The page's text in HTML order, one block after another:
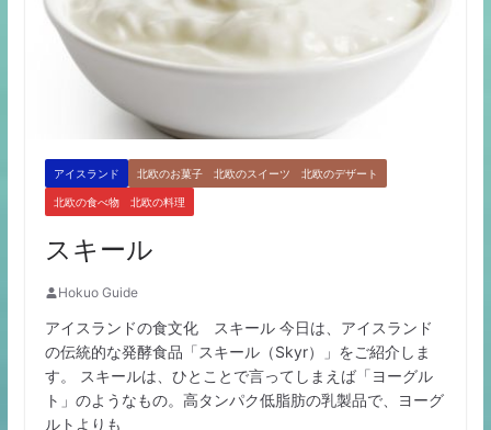
アイスランド 北欧のお菓子 北欧のスイーツ 北欧のデザート
北欧の食べ物 北欧の料理
スキール
Hokuo Guide
アイスランドの食文化 スキール 今日は、アイスランド
の伝統的な発酵食品「スキール（Skyr）」をご紹介しま
す。 スキールは、ひとことで言ってしまえば「ヨーグル
ト」のようなもの。高タンパク低脂肪の乳製品で、ヨーグ
ルトよりも